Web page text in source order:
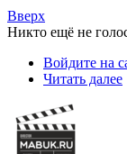
Вверх
Никто ещё не
Войдите на
Читать далее